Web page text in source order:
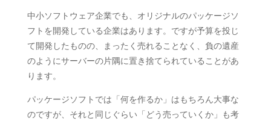
中小ソフトウェア企業でも、オリジナルのパッケージソ
フトを開発している企業はあります。ですが予算を投じ
て開発したものの、まったく売れることなく、負の遺産
のようにサーバーの片隅に置き捨てられていることがあ
ります。
パッケージソフトでは「何を作るか」はもちろん大事な
のですが、それと同じぐらい「どう売っていくか」も考